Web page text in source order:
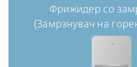
Фрижидер со
(Замрзнувач на